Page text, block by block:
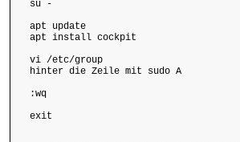
apt update
apt install cockpit
vi /etc/group
hinter die Zeile mit sudo A
:wq
exit